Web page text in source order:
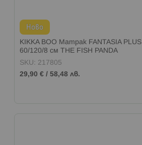
Ново
KIKKA BOO Матрак FANTASIA PLUS
60/120/8 см THE FISH PANDA
SKU: 217805
29,90 € / 58,48 лв.